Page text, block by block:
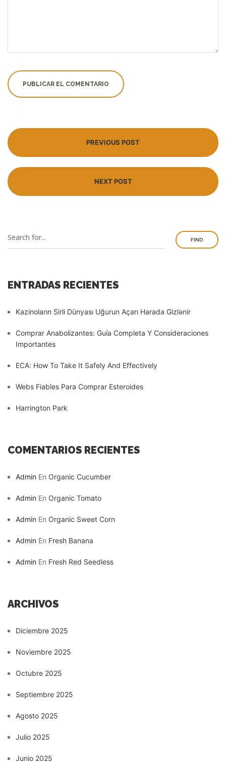
PREVIOUS POST
NEXT POST
FIND
ENTRADAS RECIENTES
Kazinoların Sirli Dünyası Uğurun Açarı Harada Gizlənir
Comprar Anabolizantes: Guía Completa Y Consideraciones
Importantes
ECA: How To Take It Safely And Effectively
Webs Fiables Para Comprar Esteroides
Harrington Park
COMENTARIOS RECIENTES
Admin En Organic Cucumber
Admin En Organic Tomato
Admin En Organic Sweet Corn
Admin En Fresh Banana
Admin En Fresh Red Seedless
ARCHIVOS
Diciembre 2025
Noviembre 2025
Octubre 2025
Septiembre 2025
Agosto 2025
Julio 2025
Junio 2025